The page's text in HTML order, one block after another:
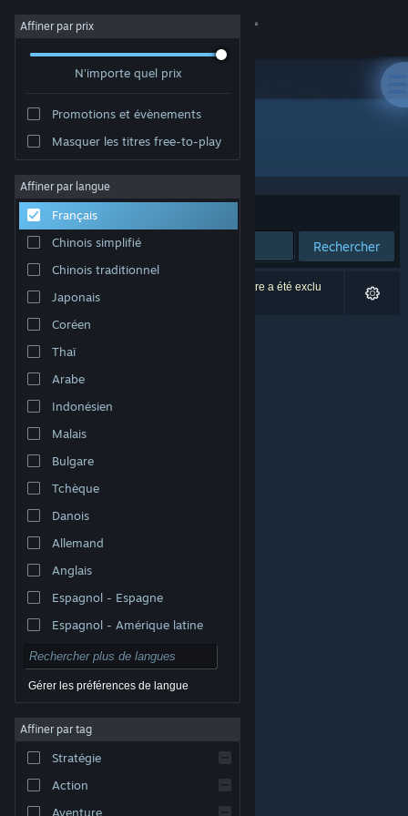
Se connecter
Magasin
À propos
Support
Changer la langue
Télécharger l'application mobile Steam
Voir version ordi. du site
© Valve Corporation. Tous droits réservés. Toutes les
titulaires aux États-Unis et dans d'autres pays.
Accessibilité
Remboursements
Affiner par prix
N'importe quel prix
Promotions et évènements
Masquer les titres free-to-play
Affiner par langue
Français
Chinois simplifié
Chinois traditionnel
Japonais
Coréen
Thaï
Arabe
Indonésien
Malais
Bulgare
Tchèque
Danois
Allemand
Anglais
Espagnol - Espagne
Espagnol - Amérique latine
Gérer les préférences de langue
Affiner par tag
Stratégie
Action
Aventure
Développement : kivoro
Trier par Pertinence
Rechercher
0 résultats correspondent à votre recherche. 1 titre a été exclu
selon vos préférences.